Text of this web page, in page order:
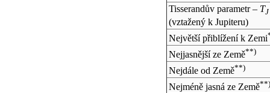
Tisserandův parametr – TJ
(vztažený k Jupiteru)
Největší přiblížení k Zemi
Nejjasnější ze Země**)
Nejdále od Země**)
Nejméně jasná ze Země**)